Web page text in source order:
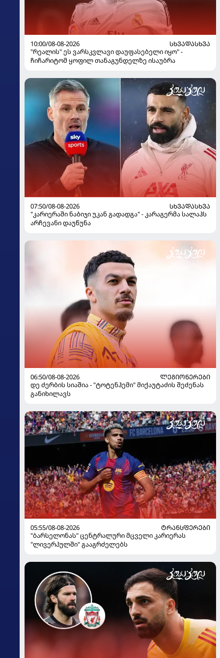
10:00/08-08-2026
ᲡᲮᲕᲐᲓᲐᲡᲮᲕᲐ
"რეალის" ეს ვარსკვლავი დაუფასებელი იყო" -
ჩიჩარიტომ ყოფილ თანაგუნდელზე ისაუბრა
07:50/08-08-2026
ᲡᲮᲕᲐᲓᲐᲡᲮᲕᲐ
"კარიერაში ნაბიჯი უკან გადადგა" - კარაგერმა სალაჰს
არჩევანი დაუწუნა
06:50/08-08-2026
ᲚᲔᲒᲘᲝᲜᲔᲠᲔᲑᲘ
დე ძერბის სიაშია - "ტოტენჰემი" მიქაუტაძის შეძენას
განიხილავს
05:55/08-08-2026
ᲢᲠᲐᲜᲡᲤᲔᲠᲔᲑᲘ
"ბარსელონას" ცენტრალური მცველი კარიერას
"ლივერპულში" გააგრძელებს